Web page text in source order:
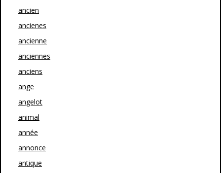
ancien
ancienes
ancienne
anciennes
anciens
ange
angelot
animal
année
annonce
antique